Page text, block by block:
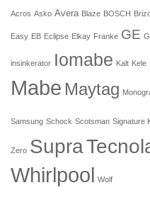
Acros Asko Avera Blaze BOSCH
Easy EB Eclipse Elkay Franke GE
insinkerator Iomabe Kalt Kele
Mabe Maytag
Samsung Schock Scotsman Signature
Zero Supra
Whirlpool Wolf